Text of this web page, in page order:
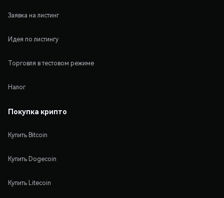
Заявка на листинг
Идея по листингу
Торговля в тестовом режиме
Налог
Покупка крипто
Купить Bitcoin
Купить Dogecoin
Купить Litecoin